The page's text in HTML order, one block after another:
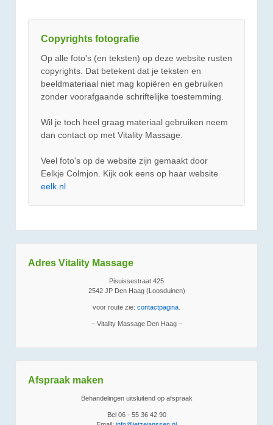
Copyrights fotografie
Op alle foto's (en teksten) op deze website rusten
copyrights. Dat betekent dat je teksten en
beeldmateriaal niet mag kopiëren en gebruiken
zonder voorafgaande schriftelijke toestemming.
Wil je toch heel graag materiaal gebruiken neem
dan contact op met Vitality Massage.
Veel foto's op de website zijn gemaakt door
Eelkje Colmjon. Kijk ook eens op haar website
eelk.nl
Adres Vitality Massage
Pisuissestraat 425
2542 JP Den Haag (Loosduinen)
voor route zie: contactpagina
– Vitality Massage Den Haag –
Afspraak maken
Behandelingen uitsluitend op afspraak
Bel 06 - 55 36 42 90